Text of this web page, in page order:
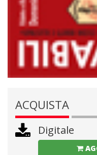
ACQUISTA
Digitale